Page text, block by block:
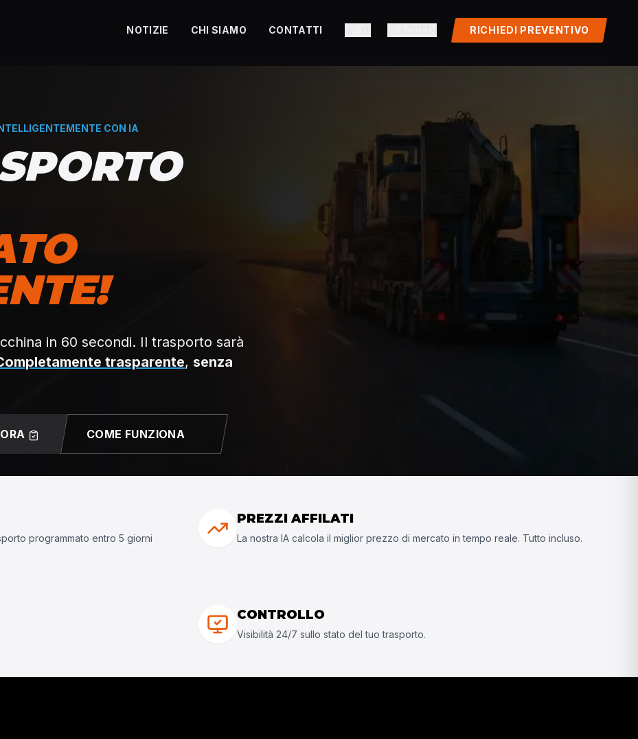
NOTIZIE CHI SIAMO CONTATTI RICHIEDI PREVENTIVO
CON IA
in 60 secondi. Il trasporto sarà
trasparente, senza
COME FUNZIONA
programmato entro 5 giorni
PREZZI AFFILATI
La nostra IA calcola il miglior prezzo di mercato in tempo reale. Tutto incluso.
CONTROLLO
Visibilità 24/7 sullo stato del tuo trasporto.